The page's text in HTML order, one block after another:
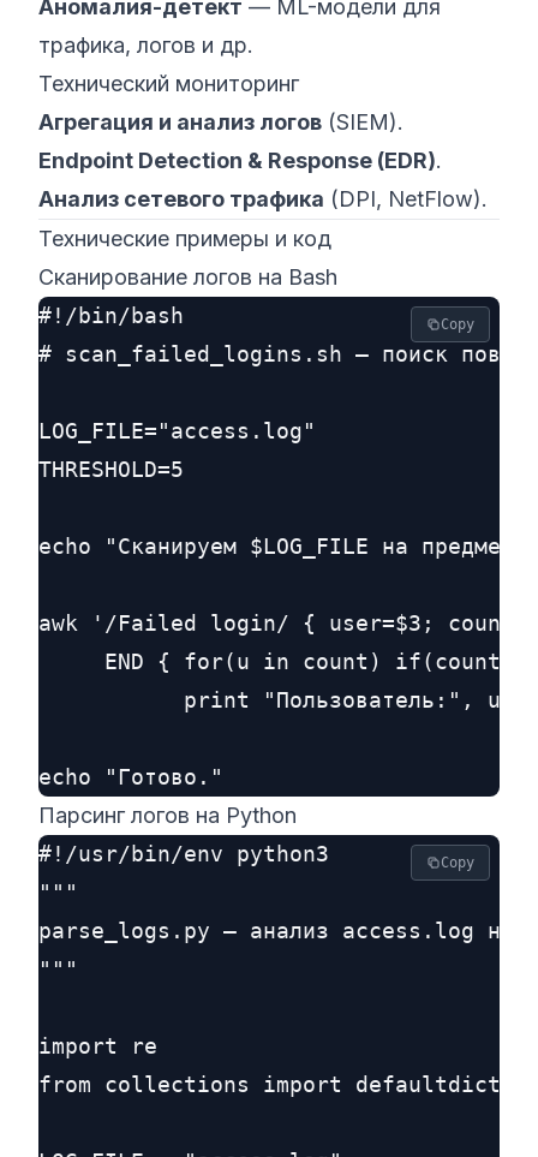
Аномалия-детект — ML-модели для
трафика, логов и др.
Технический мониторинг
Агрегация и анализ логов (SIEM).
Endpoint Detection & Response (EDR).
Анализ сетевого трафика (DPI, NetFlow).
Технические примеры и код
Сканирование логов на Bash
#!/bin/bash
# scan_failed_logins.sh — поиск
LOG_FILE="access.log"
THRESHOLD=5
echo "Сканируем $LOG_FILE на
awk '/Failed login/ { user=$3;
END { for(u in count)
print "Пользователь:", u,
Copy
Парсинг логов на Python
#!/usr/bin/env python3
"""
parse_logs.py — анализ access.log на
"""
import re
from collections import defaultdict
Copy